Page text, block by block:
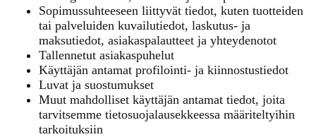
Sopimussuhteeseen liittyvät tiedot, kuten tuotteiden
tai palveluiden kuvailutiedot, laskutus- ja
maksutiedot, asiakaspalautteet ja yhteydenotot
Tallennetut asiakaspuhelut
Käyttäjän antamat profilointi- ja kiinnostustiedot
Luvat ja suostumukset
Muut mahdolliset käyttäjän antamat tiedot, joita
tarvitsemme tietosuojalausekkeessa määriteltyihin
tarkoituksiin